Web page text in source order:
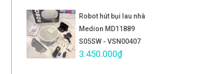
Robot hút bụi lau nhà
Medion MD11889
S05SW - VSN00407
3.450.000₫